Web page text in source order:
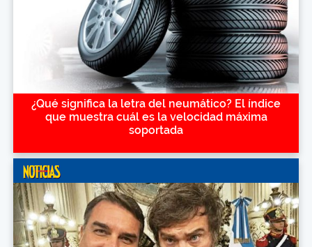
¿Qué significa la letra del neumático? El índice
que muestra cuál es la velocidad máxima
soportada